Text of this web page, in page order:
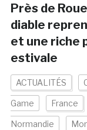
Près de
diable
et une riche
estivale
ACTUALITÉS
Game France
Normandie